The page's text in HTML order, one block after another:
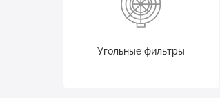
Угольные фильтры